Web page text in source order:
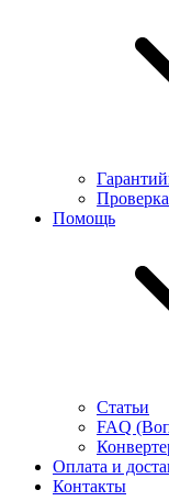
Помощь
Статьи
FAQ
Оплата и
Контакты